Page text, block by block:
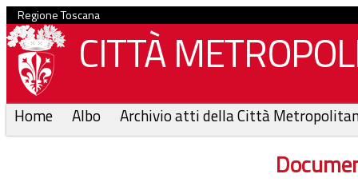
Regione Toscana
CITTÀ
Home Albo Archivio atti della Città